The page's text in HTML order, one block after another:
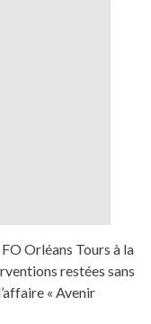
Orléans Tours à la
restées sans
« Avenir